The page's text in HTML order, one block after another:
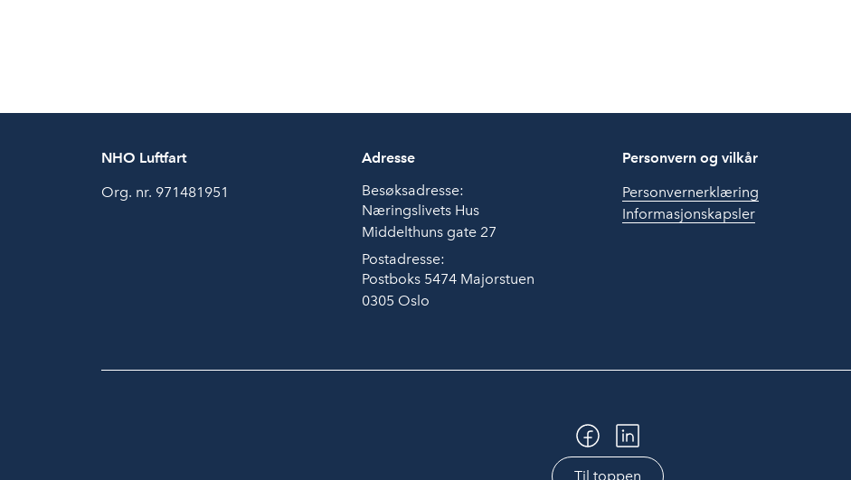
NHO Luftfart
Org. nr. 971481951
Adresse
Besøksadresse:
Næringslivets Hus
Middelthuns gate 27
Postadresse:
Postboks 5474 Majorstuen
0305 Oslo
Personvern og vilkår
Personvernerklæring
Informasjonskapsler
Til toppen